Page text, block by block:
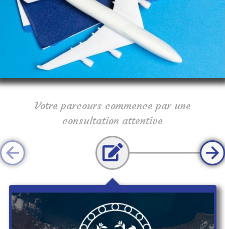
Votre parcours commence par une
consultation attentive